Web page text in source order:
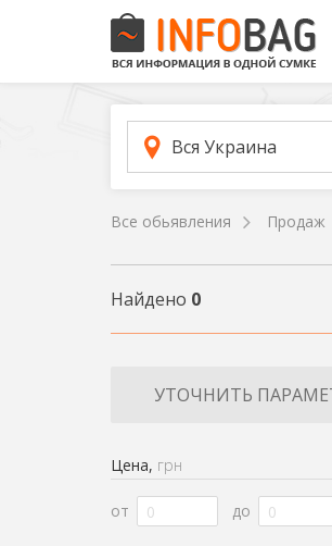
Вся Украина
Все обьявления Продаж
Найдено 0
УТОЧНИТЬ
Цена, грн
от до